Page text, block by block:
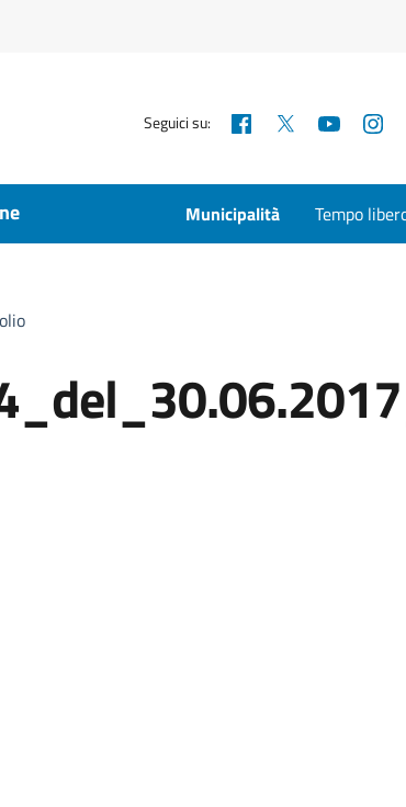
Seguici su: Facebook
Municipalità Tempo